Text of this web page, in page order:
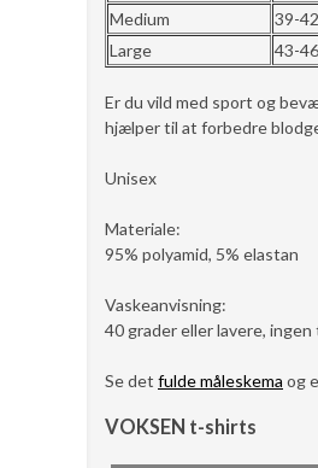
Medium
39-42
Large
43-46
Er du vild med sport og
hjælper til at forbedre
Unisex
Materiale:
95% polyamid, 5% elastan
Vaskeanvisning:
40 grader eller lavere,
Se det fulde måleskema og
VOKSEN t-shirts